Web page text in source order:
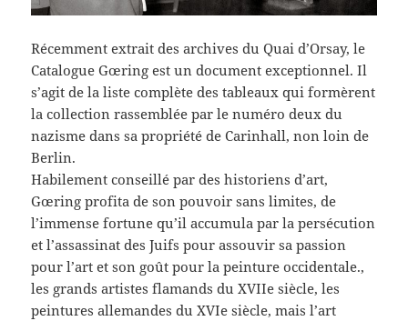
Récemment extrait des archives du Quai d’Orsay, le
Catalogue Gœring est un document exceptionnel. Il
s’agit de la liste complète des tableaux qui formèrent
la collection rassemblée par le numéro deux du
nazisme dans sa propriété de Carinhall, non loin de
Berlin.
Habilement conseillé par des historiens d’art,
Gœring profita de son pouvoir sans limites, de
l’immense fortune qu’il accumula par la persécution
et l’assassinat des Juifs pour assouvir sa passion
pour l’art et son goût pour la peinture occidentale.,
les grands artistes flamands du XVIIe siècle, les
peintures allemandes du XVIe siècle, mais l’art